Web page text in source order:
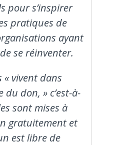
pour s’inspirer
pratiques de
ayant
se réinventer.
« vivent dans
du don, » c’est-à-
sont mises à
gratuitement et
est libre de